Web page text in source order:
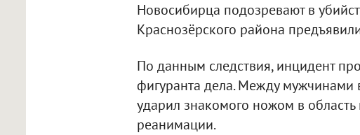
Новосибирца подозревают в
Краснозёрского района
По данным следствия, инцидент
фигуранта дела. Между мужчинами
ударил знакомого ножом в
реанимации.